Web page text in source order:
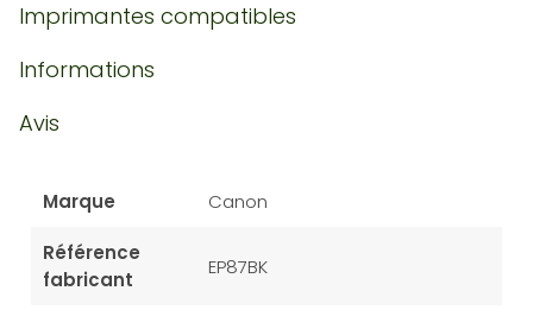
Imprimantes compatibles
Informations
Avis
Marque Canon
Référence
fabricant
EP87BK